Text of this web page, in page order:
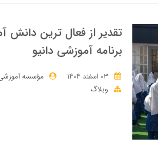
تقدیر از فعال ترین دانش
برنامه آموزشی دانیو
مؤسسه
وبلاگ